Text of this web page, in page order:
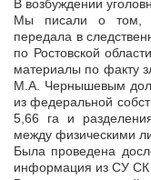
В возбуждении
Мы писали о том,
передала в
по Ростовской
материалы по факту
М.А. Чернышевым
из федеральной
5,66 га и
между физическими
Была проведена
информация из СУ СК